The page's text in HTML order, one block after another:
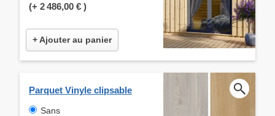
(+ 2 486,00 € )
+ Ajouter au panier
Parquet Vinyle clipsable
Sans